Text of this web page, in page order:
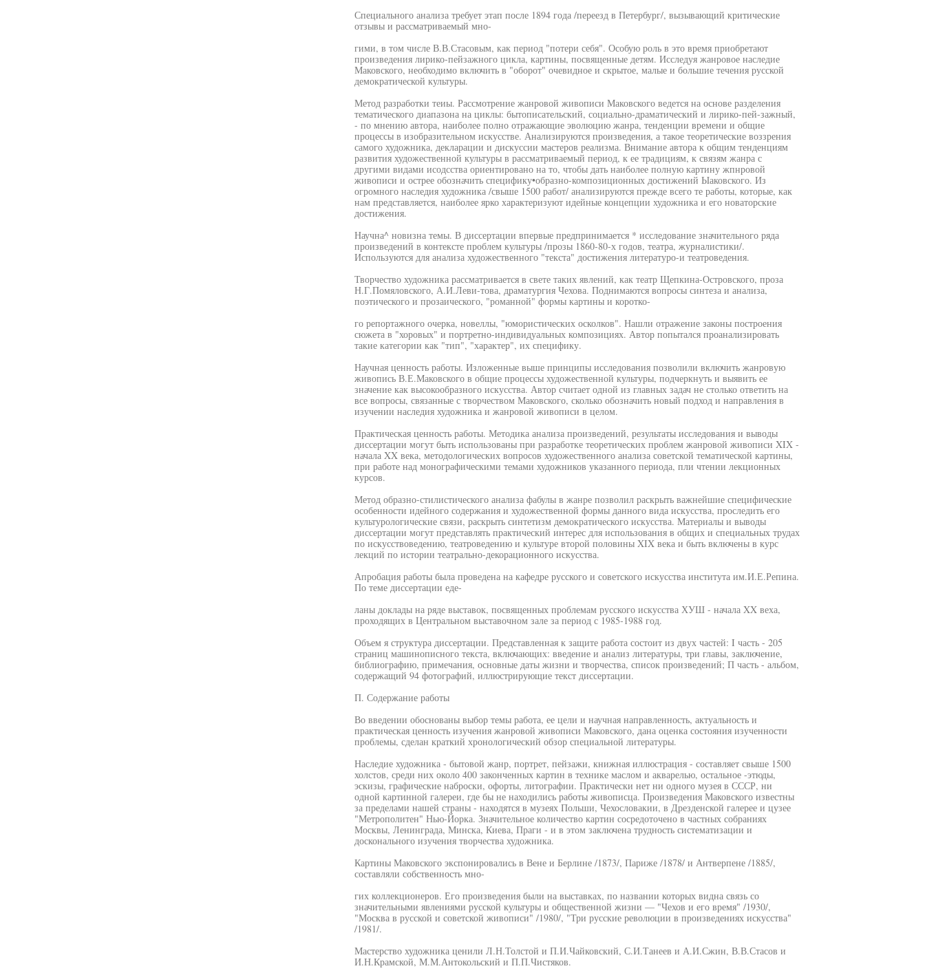
Специального анализа требует этап после 1894 года /переезд в Петербург/, вызывающий критические
отзывы и рассматриваемый мно-
гими, в том числе В.В.Стасовым, как период "потери себя". Особую роль в это время приобретают
произведения лирико-пейзажного цикла, картины, посвященные детям. Исследуя жанровое наследие
Маковского, необходимо включить в "оборот" очевидное и скрытое, малые и большие течения русской
демократической культуры.
Метод разработки теиы. Рассмотрение жанровой живописи Маковского ведется на основе разделения
тематического диапазона на циклы: бытописательский, социально-драматический и лирико-пей-зажный,
- по мнению автора, наиболее полно отражающие эволюцию жанра, тенденции времени и общие
процессы в изобразительном искусстве. Анализируются произведения, а такое теоретические воззрения
самого художника, декларации и дискуссии мастеров реализма. Внимание автора к общим тенденциям
развития художественной культуры в рассматриваемый период, к ее традициям, к связям жанра с
другими видами исодсства ориентировано на то, чтобы дать наиболее полную картину жпнровой
живописи и острее обозначить специфику•образно-композиционных достижений Ыаковского. Из
огромного наследия художника /свыше 1500 работ/ анализируются прежде всего те работы, которые, как
нам представляется, наиболее ярко характеризуют идейные концепции художника и его новаторские
достижения.
Научна^ новизна темы. В диссертации впервые предпринимается * исследование значительного ряда
произведений в контексте проблем культуры /прозы 1860-80-х годов, театра, журналистики/.
Используются для анализа художественного "текста" достижения литературо-и театроведения.
Творчество художника рассматривается в свете таких явлений, как театр Щепкина-Островского, проза
Н.Г.Помяловского, А.И.Леви-това, драматургия Чехова. Поднимаются вопросы синтеза и анализа,
поэтического и прозаического, "романной" формы картины и коротко-
го репортажного очерка, новеллы, "юмористических осколков". Нашли отражение законы построения
сюжета в "хоровых" и портретно-индивидуальных композициях. Автор попытался проанализировать
такие категории как "тип", "характер", их специфику.
Научная ценность работы. Изложенные выше принципы исследования позволили включить жанровую
живопись В.Е.Маковского в общие процессы художественной культуры, подчеркнуть и выявить ее
значение как высокообразного искусства. Автор считает одной из главных задач не столько ответить на
все вопросы, связанные с творчеством Маковского, сколько обозначить новый подход и направления в
изучении наследия художника и жанровой живописи в целом.
Практическая ценность работы. Методика анализа произведений, результаты исследования и выводы
диссертации могут быть использованы при разработке теоретических проблем жанровой живописи XIX -
начала XX века, методологических вопросов художественного анализа советской тематической картины,
при работе над монографическими темами художников указанного периода, пли чтении лекционных
курсов.
Метод образно-стилистического анализа фабулы в жанре позволил раскрыть важнейшие специфические
особенности идейного содержания и художественной формы данного вида искусства, проследить его
культурологические связи, раскрыть синтетизм демократического искусства. Материалы и выводы
диссертации могут представлять практический интерес для использования в общих и специальных трудах
по искусствоведению, театроведению и культуре второй половины XIX века и быть включены в курс
лекций по истории театрально-декорационного искусства.
Апробация работы была проведена на кафедре русского и советского искусства института им.И.Е.Репина.
По теме диссертации еде-
ланы доклады на ряде выставок, посвященных проблемам русского искусства ХУШ - начала XX веха,
проходящих в Центральном выставочном зале за период с 1985-1988 год.
Объем я структура диссертации. Представленная к защите работа состоит из двух частей: I часть - 205
страниц машинописного текста, включающих: введение и анализ литературы, три главы, заключение,
библиографию, примечания, основные даты жизни и творчества, список произведений; П часть - альбом,
содержащий 94 фотографий, иллюстрирующие текст диссертации.
П. Содержание работы
Во введении обоснованы выбор темы работа, ее цели и научная направленность, актуальность и
практическая ценность изучения жанровой живописи Маковского, дана оценка состояния изученности
проблемы, сделан краткий хронологический обзор специальной литературы.
Наследие художника - бытовой жанр, портрет, пейзажи, книжная иллюстрация - составляет свыше 1500
холстов, среди них около 400 законченных картин в технике маслом и акварелью, остальное -этюды,
эскизы, графические наброски, офорты, литографии. Практически нет ни одного музея в СССР, ни
одной картинной галереи, где бы не находились работы живописца. Произведения Маковского известны
за пределами нашей страны - находятся в музеях Польши, Чехословакии, в Дрезденской галерее и цузее
"Метрополитен" Нью-Йорка. Значительное количество картин сосредоточено в частных собраниях
Москвы, Ленинграда, Минска, Киева, Праги - и в этом заключена трудность систематизации и
досконального изучения творчества художника.
Картины Маковского экспонировались в Вене и Берлине /1873/, Париже /1878/ и Антверпене /1885/,
составляли собственность мно-
гих коллекционеров. Его произведения были на выставках, по названии которых видна связь со
значительными явлениями русской культуры и общественной жизни — "Чехов и его время" /1930/,
"Москва в русской и советской живописи" /1980/, "Три русские революции в произведениях искусства"
/1981/.
Мастерство художника ценили Л.Н.Толстой и П.И.Чайковский, С.И.Танеев и А.И.Сжин, В.В.Стасов и
И.Н.Крамской, М.М.Антокольский и П.П.Чистяков.